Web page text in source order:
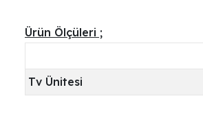
Ürün Ölçüleri ;
Tv Ünitesi